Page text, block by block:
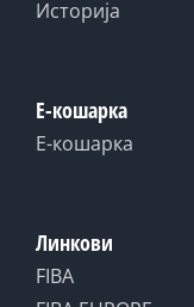
Историја
Е-кошарка
Е-кошарка
Линкови
FIBA